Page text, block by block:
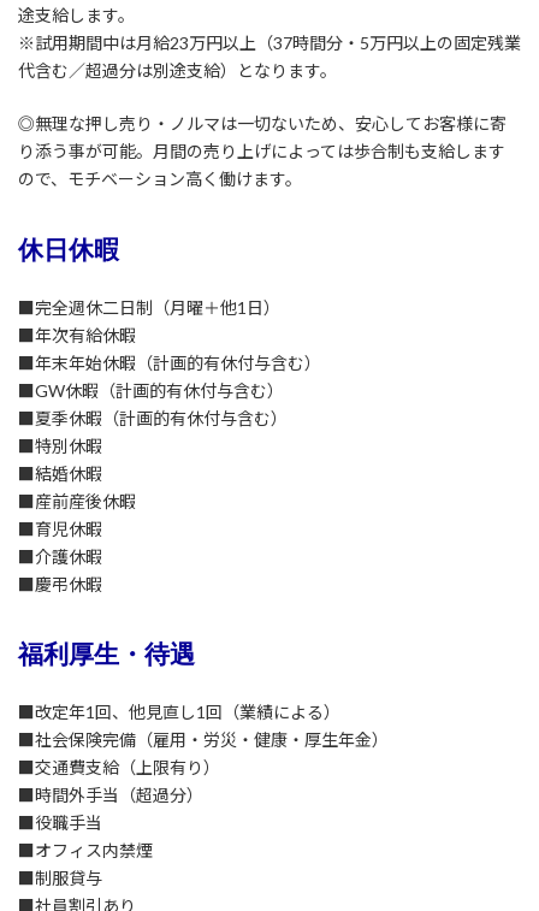
途支給します。
※試用期間中は月給23万円以上（37時間分・5万円以上の固定残業
代含む／超過分は別途支給）となります。
◎無理な押し売り・ノルマは一切ないため、安心してお客様に寄
り添う事が可能。月間の売り上げによっては歩合制も支給します
ので、モチベーション高く働けます。
休日休暇
■完全週休二日制（月曜＋他1日）
■年次有給休暇
■年末年始休暇（計画的有休付与含む）
■GW休暇（計画的有休付与含む）
■夏季休暇（計画的有休付与含む）
■特別休暇
■結婚休暇
■産前産後休暇
■育児休暇
■介護休暇
■慶弔休暇
福利厚生・待遇
■改定年1回、他見直し1回（業績による）
■社会保険完備（雇用・労災・健康・厚生年金）
■交通費支給（上限有り）
■時間外手当（超過分）
■役職手当
■オフィス内禁煙
■制服貸与
■社員割引あり